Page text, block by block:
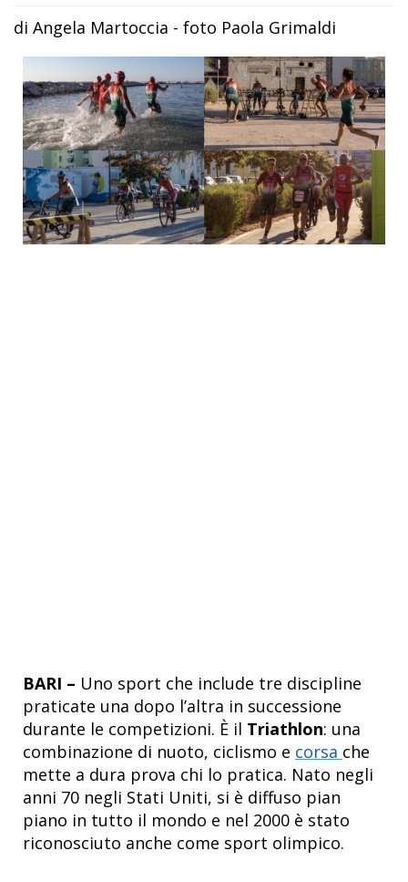
di Angela Martoccia - foto Paola Grimaldi
BARI – Uno sport che include tre discipline
praticate una dopo l’altra in successione
durante le competizioni. È il Triathlon: una
combinazione di nuoto, ciclismo e corsa che
mette a dura prova chi lo pratica. Nato negli
anni 70 negli Stati Uniti, si è diffuso pian
piano in tutto il mondo e nel 2000 è stato
riconosciuto anche come sport olimpico.